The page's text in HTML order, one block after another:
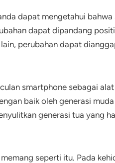
dapat mengetahui
dapat dipandang
perubahan dapat
smartphone sebagai
baik oleh generasi
generasi tua yang
seperti itu. Pada